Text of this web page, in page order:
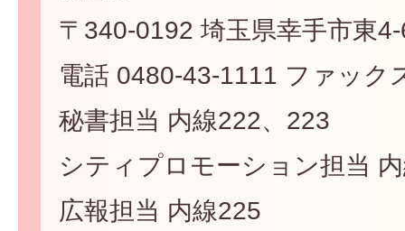
〒340-0192 埼玉県幸手市東
電話 0480-43-1111 ファック
秘書担当 内線222、223
シティプロモーション担当
広報担当 内線225